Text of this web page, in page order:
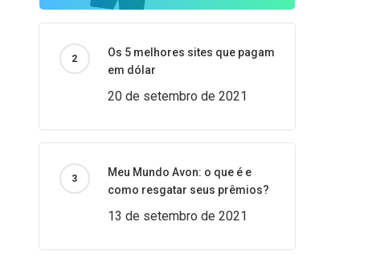
Os 5 melhores sites que pagam
em dólar
20 de setembro de 2021
Meu Mundo Avon: o que é e
como resgatar seus prêmios?
13 de setembro de 2021